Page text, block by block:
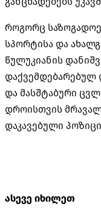
როგორც
სპორტისა და
წულუკიანის
დაქვემდებარებულ
და მასშტაბური
დროისთვის
დაკავებული
ასევე იხილეთ